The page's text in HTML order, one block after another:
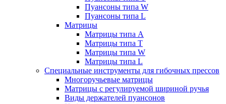
Пуансоны типа W
Пуансоны типа L
Матрицы
Матрицы типа A
Матрицы типа T
Матрицы типа W
Матрицы типа L
Специальные инструменты для гибочных прессов
Многоручьевые матрицы
Матрицы с регулируемой шириной ручья
Виды держателей пуансонов